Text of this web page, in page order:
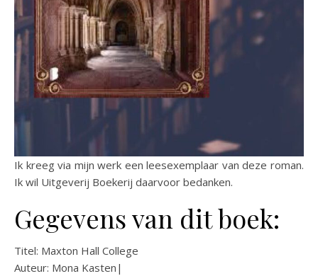
Ik kreeg via mijn werk een leesexemplaar van deze roman.
Ik wil Uitgeverij Boekerij daarvoor bedanken.
Gegevens van dit boek:
Titel: Maxton Hall College
Auteur: Mona Kasten|